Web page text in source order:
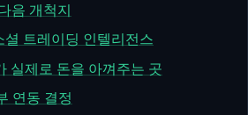
음 개척지
트레이딩 인텔리전스
실제로 돈을 아껴주는 곳
연동 결정